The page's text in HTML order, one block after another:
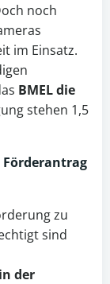
noch
im Einsatz.
BMEL die
stehen 1,5
zu
sind
der